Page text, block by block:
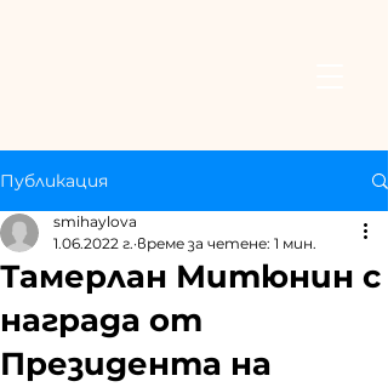
Публикация
Тамерлан Митюнин с
награда от
Президента на
smihaylova
1.06.2022 г. време за четене: 1 мин.